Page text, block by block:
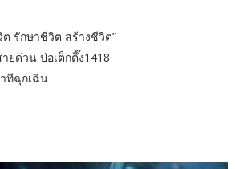
รักษาชีวิต สร้างชีวิต”
ยด่วน ป่อเต็กตึ๊ง1418
ทีฉุกเฉิน